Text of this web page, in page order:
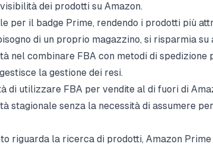
dei prodotti su Amazon.
per il badge Prime, rendendo i prodotti più
di un proprio magazzino, si risparmia su
nel combinare FBA con metodi di spedizione
la gestione dei resi.
di utilizzare FBA per vendite al di fuori di
stagionale senza la necessità di assumere
riguarda la ricerca di prodotti, Amazon